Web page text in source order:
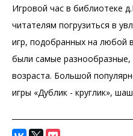
Игровой час в библиотеке
читателям погрузиться в
игр, подобранных на любой
были самые
возраста. Большой
игры «Дублик - круглик»,